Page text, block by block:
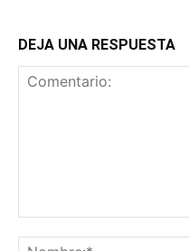
DEJA UNA RESPUESTA